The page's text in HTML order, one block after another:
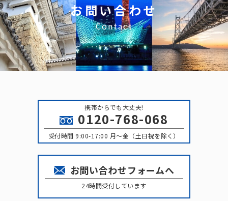
お問い合わせ
Contact
携帯からでも大丈夫!
0120-768-068
受付時間 9:00-17:00 月〜金（土日祝を除く）
お問い合わせフォームへ
24時間受付しています